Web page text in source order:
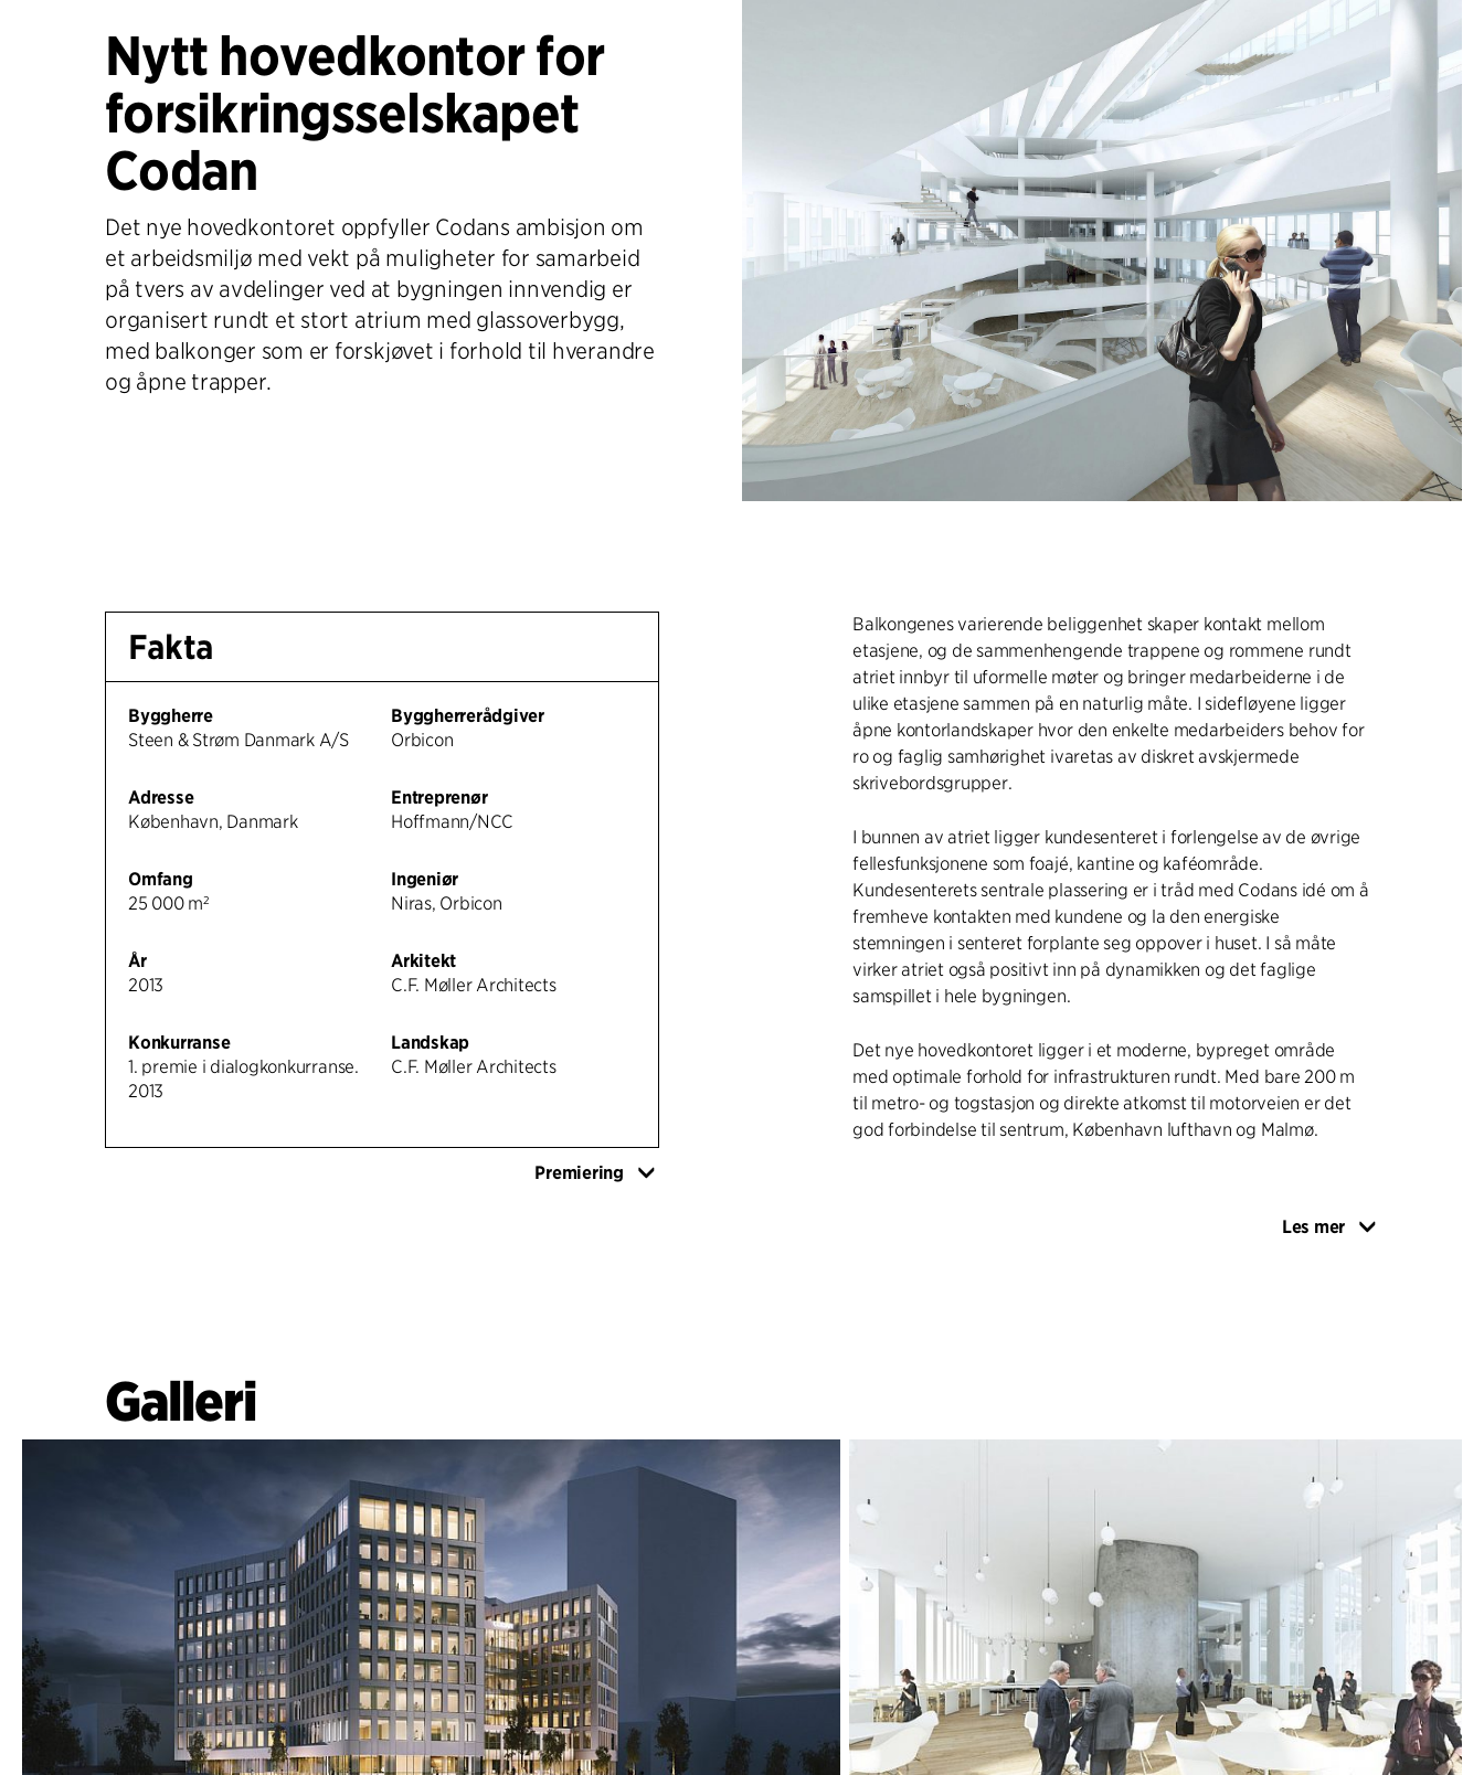
Nytt hovedkontor for
forsikringsselskapet
Codan
Det nye hovedkontoret oppfyller Codans ambisjon om
et arbeidsmiljø med vekt på muligheter for samarbeid
på tvers av avdelinger ved at bygningen innvendig er
organisert rundt et stort atrium med glassoverbygg,
med balkonger som er forskjøvet i forhold til hverandre
og åpne trapper.
Fakta
Byggherre
Steen & Strøm Danmark A/S
Adresse
København, Danmark
Omfang
25 000 m²
År
2013
Konkurranse
1. premie i dialogkonkurranse.
2013
Byggherrerådgiver
Orbicon
Entreprenør
Hoffmann/NCC
Ingeniør
Niras, Orbicon
Arkitekt
C.F. Møller Architects
Landskap
C.F. Møller Architects
Premiering
Balkongenes varierende beliggenhet skaper kontakt mellom
etasjene, og de sammenhengende trappene og rommene rundt
atriet innbyr til uformelle møter og bringer medarbeiderne i de
ulike etasjene sammen på en naturlig måte. I sidefløyene ligger
åpne kontorlandskaper hvor den enkelte medarbeiders behov for
ro og faglig samhørighet ivaretas av diskret avskjermede
skrivebordsgrupper.
I bunnen av atriet ligger kundesenteret i forlengelse av de øvrige
fellesfunksjonene som foajé, kantine og kaféområde.
Kundesenterets sentrale plassering er i tråd med Codans idé om å
fremheve kontakten med kundene og la den energiske
stemningen i senteret forplante seg oppover i huset. I så måte
virker atriet også positivt inn på dynamikken og det faglige
samspillet i hele bygningen.
Det nye hovedkontoret ligger i et moderne, bypreget område
med optimale forhold for infrastrukturen rundt. Med bare 200 m
til metro- og togstasjon og direkte atkomst til motorveien er det
god forbindelse til sentrum, København lufthavn og Malmø.
Les mer
Galleri